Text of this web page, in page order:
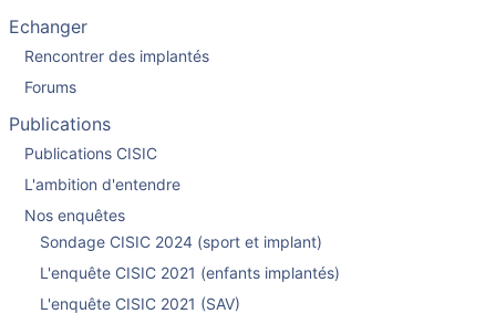
Echanger
Rencontrer des implantés
Forums
Publications
Publications CISIC
L'ambition d'entendre
Nos enquêtes
Sondage CISIC 2024 (sport et implant)
L'enquête CISIC 2021 (enfants implantés)
L'enquête CISIC 2021 (SAV)